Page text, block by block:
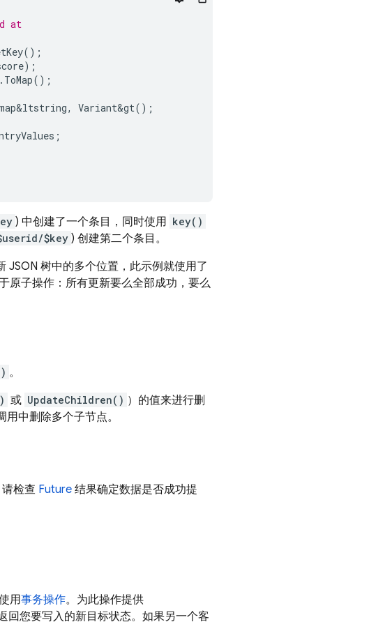
at
();
);
. ToMap();
&ltstring, Variant&gt();
;
) 中创建了一个条目，同时使用 key()
$key ) 创建第二个条目。
JSON 树中的多个位置，此示例就使用了
原子操作：所有更新要么全部成功，要么
。
或 UpdateChildren() ）的值来进行删
中删除多个子节点。
检查 Future 结果确定数据是否成功提
用事务操作。为此操作提供
回您要写入的新目标状态。如果另一个客